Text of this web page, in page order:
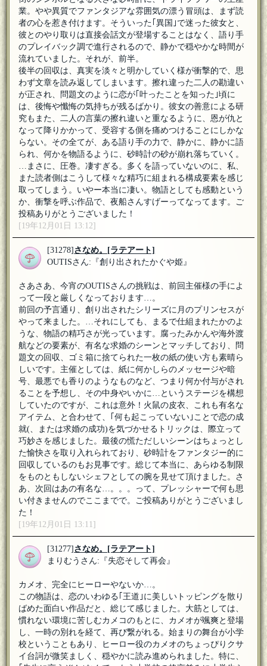
業。やや異質でファンタジアな雰囲気の漂う冒頭は、まず読
者の心を惹き付けます。そういった｢異国｣で迷った彼女と、
彼とのやり取りは直接会話文が登場することはなく、語り手
のプレイバック調で進行されるので、静かで穏やかな時間が
流れていました。それが、前半。
後半の回収は、真実を淡々と明かしていく様が衝撃的で、思
わず文章を読み返してしまいます。擦れ違った二人の勘違い
が正され、問題文のように恋が｢叶ったことを知った｣頃に
は、後悔や懺悔の気持ちが残るばかり。彼女の善意による研
究もまた、二人の言葉の擦れ違いと重なるように、恩が仇と
なって降りかかって、受容する側を痛めつけることにしかな
らない。その全てが、ある語り手の力で、静かに、静かに語
られ、何かを物語るように、砂時計の砂が崩れ落ちていく。
…まさに、圧巻。凄すぎる。多くを語っていないのに、私、
また読者側はこうして様々な精巧に組まれる構成要素を感じ
取ってしまう。いやー本当に凄い。物語としても感動という
か、衝撃を呼ぶ作品で、夜船さんすげーってなってます。ご
投稿ありがとうございました！
[19年12月01日 13:12]
[31278]さなめ。 [ラテアート]
OUTISさん:『創り出されたかぐや姫』
さあさあ、今宵のOUTISさんの挑戦は、前回主催様の手によ
って一段と厳しくなっております…。
前回の予言通り、創り出されたシリーズに月のプリンセスが
やって来ました。…それにしても、まるで仕組まれたかのよ
うな、物語の精巧さが光っています。腐ったみかんや海外渡
航などの要素が、有名な求婚のシーンとマッチしており、問
題文の回収、ゴミ箱に捨てられた一枚の紙の使い方も素晴ら
しいです。主催としては、紙に何かしらのメッセージや暗
号、最悪でも香りのようなものなど、つまり何か付与がされ
ることを予想し、その中身やいかに…というステージを構想
していたのですが、これは意外！火鼠の皮衣、これも有名な
アイテム、と合わせて、｢何も起こっていない｣ことで恋の成
就(、または求婚の成功)を気づかせるトリックは、際立って
巧妙さを感じました。最後の慌ただしいシーンはちょっとし
た愉快さを取り入れられており、砂時計をファンタジー的に
回収しているのもお見事です。総じて本当に、あらゆる制限
をものともしないシェフとしての腕を見せて頂けました。さ
あ、次回はあの有名な…。。。って、プレッシャーで何も思
い付きませんのでここまでで。ご投稿ありがとうございまし
た！
[19年12月01日 13:11]
[31277]さなめ。 [ラテアート]
まりむうさん:『失恋そして再会』
カメオ、完全にヒーローやないか…。
この物語は、恋のいわゆる｢王道｣に美しいトッピングを散り
ばめた面白い作品だと、総じて感じました。大筋としては、
慣れない環境に苦しむカメコのもとに、カメオが颯爽と登場
し、一時の別れを経て、再び繋がれる。始まりの舞台が小学
校ということもあり、ヒーロー役のカメオのちょっぴりクサ
イ台詞が微笑ましく、穏やかに読み進められました。特に、